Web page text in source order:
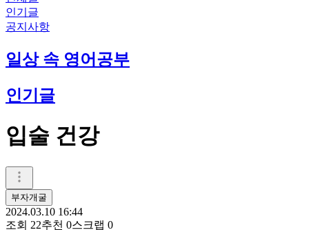
인기글
공지사항
일상 속 영어공부
인기글
입술 건강
부자개굴
2024.03.10 16:44
조회 22추천 0스크랩 0